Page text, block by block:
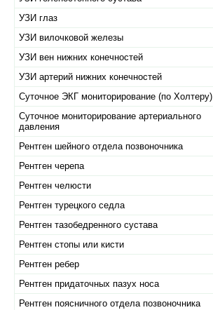
УЗИ глаз
УЗИ вилочковой железы
УЗИ вен нижних конечностей
УЗИ артерий нижних конечностей
Суточное ЭКГ мониторирование (по Холтеру)
Суточное мониторирование артериального
давления
Рентген шейного отдела позвоночника
Рентген черепа
Рентген челюсти
Рентген турецкого седла
Рентген тазобедренного сустава
Рентген стопы или кисти
Рентген ребер
Рентген придаточных пазух носа
Рентген поясничного отдела позвоночника